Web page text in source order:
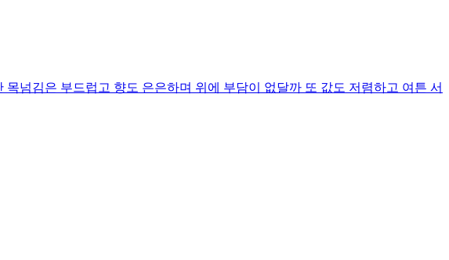
넘김은 부드럽고 향도 은은하며 위에 부담이 없달까 또 값도 저렴하고 여튼 서